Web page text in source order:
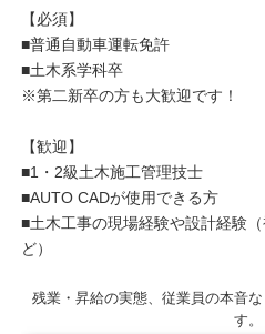
【必須】
■普通自動車運転免許
■土木系学科卒
※第二新卒の方も大歓迎です！
【歓迎】
■1・2級土木施工管理技士
■AUTO CADが使用できる方
■土木工事の現場経験や設計経験
ど）
残業・昇給の実態、従業員の本音
す。